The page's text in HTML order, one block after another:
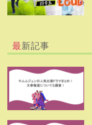
最新記事